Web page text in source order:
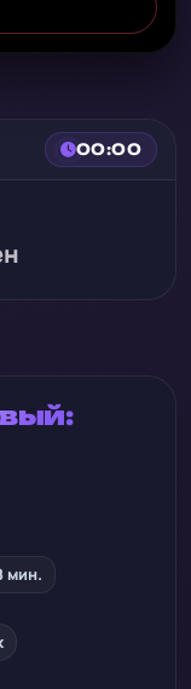
00:00
чата
мин.